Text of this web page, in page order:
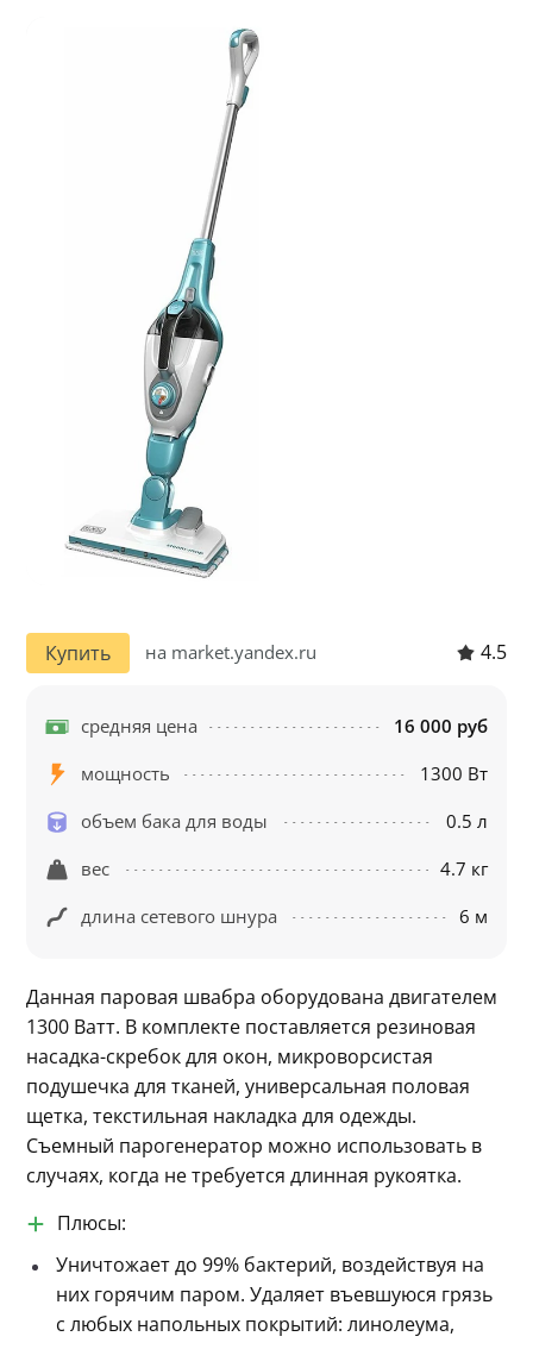
Купить на market.yandex.ru 4.5
средняя цена
16 000 руб
мощность
1300 Вт
объем бака для воды
0.5 л
вес
4.7 кг
длина сетевого шнура
6 м
Данная паровая швабра оборудована двигателем
1300 Ватт. В комплекте поставляется резиновая
насадка-скребок для окон, микроворсистая
подушечка для тканей, универсальная половая
щетка, текстильная накладка для одежды.
Съемный парогенератор можно использовать в
случаях, когда не требуется длинная рукоятка.
Плюсы:
Уничтожает до 99% бактерий, воздействуя на
них горячим паром. Удаляет въевшуюся грязь
с любых напольных покрытий: линолеума,